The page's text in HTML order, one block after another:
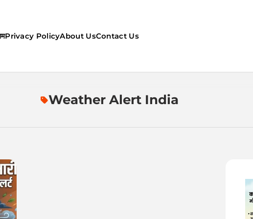
| कल का मौसम की जानकारी सबसे पहले
Privacy PolicyAbout UsContact Us
Weather Alert India